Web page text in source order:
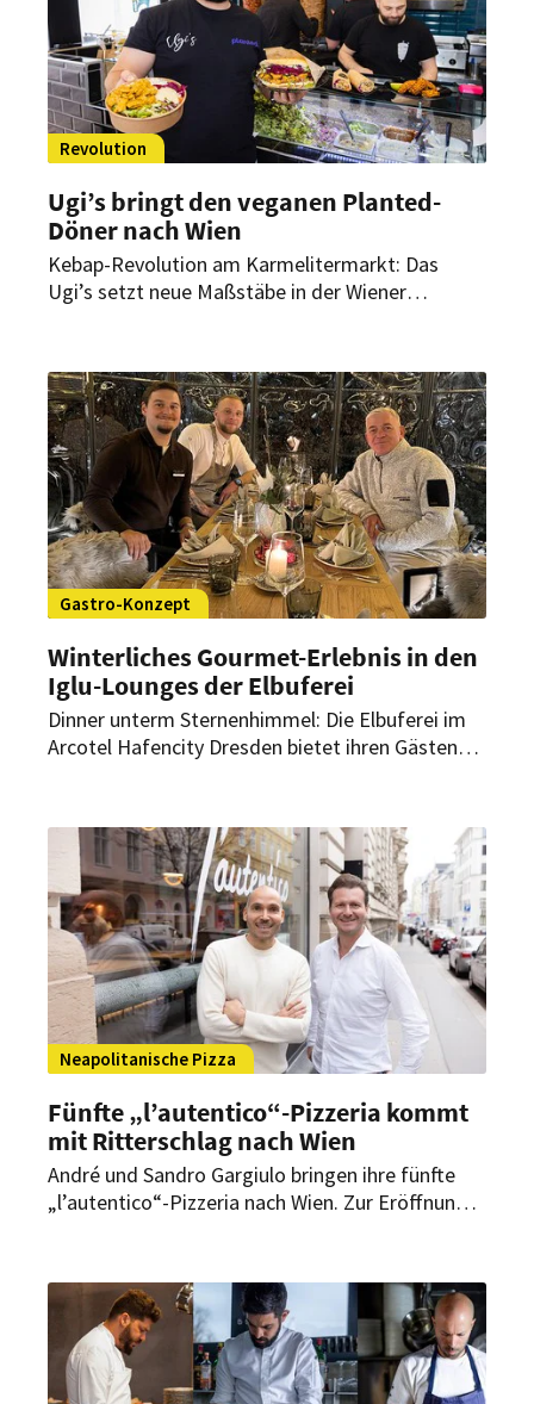
Revolution
Ugi’s bringt den veganen Planted-
Döner nach Wien
Kebap-Revolution am Karmelitermarkt: Das
Ugi’s setzt neue Maßstäbe in der Wiener
Döner-Taschen, einen Döner-Wrap und eine
Döner-Bowl mit Huhnflavor im Angebot.
Gastro-Konzept
Winterliches Gourmet-Erlebnis in den
Iglu-Lounges der Elbuferei
Dinner unterm Sternenhimmel: Die Elbuferei im
Arcotel Hafencity Dresden bietet ihren Gästen
Neapolitanische Pizza
Fünfte „l’autentico“-Pizzeria kommt
mit Ritterschlag nach Wien
André und Sandro Gargiulo bringen ihre fünfte
„l’autentico“-Pizzeria nach Wien. Zur Eröffnung
Pizza freuen.